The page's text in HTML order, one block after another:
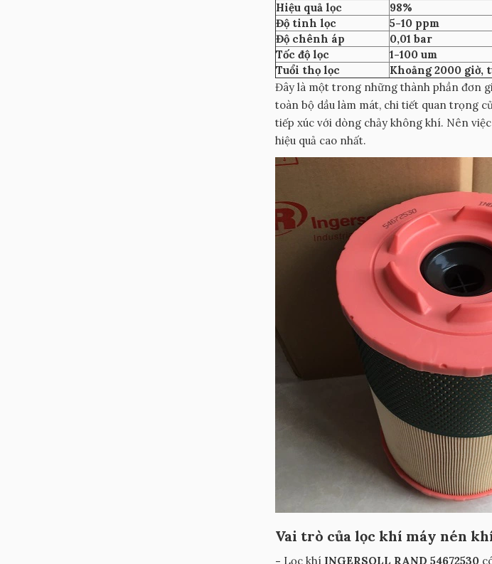
Hiệu quả lọc
98%
Độ tinh lọc
5-10 ppm
Độ chênh áp
0,01 bar
Tốc độ lọc
1-100 um
Tuổi thọ lọc
Khoảng 2000 giờ,
Đây là một trong những thành phần đơn
toàn bộ dầu làm mát, chi tiết quan trọng
tiếp xúc với dòng chảy không khí. Nên
hiệu quả cao nhất.
Vai trò của lọc khí máy nén
- Lọc khí INGERSOLL RAND 54672530